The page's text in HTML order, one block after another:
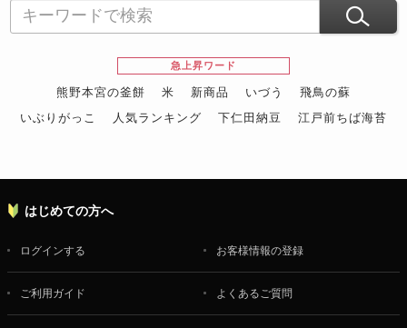
急上昇ワード
熊野本宮の釜餅 米 新商品 いづう
飛鳥の蘇
いぶりがっこ
人気ランキング 下仁田納豆
江戸前ちば海苔
はじめての方へ
ログインする お客様情報の登録
ご利用ガイド よくあるご質問